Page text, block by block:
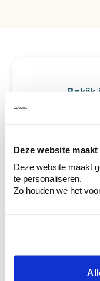
Deze website
Deze website maakt
te personaliseren.
Zo houden we het
Bekijk
Ontdek er
te verfijnen.
Krijg
combineren.